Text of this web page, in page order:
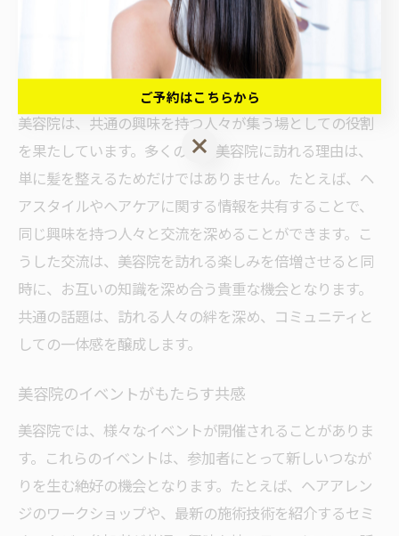
共通の興味を持つ人々との交流
美容院は、共通の興味を持つ人々が集う場としての役割
を果たしています。多くの方が美容院に訪れる理由は、
単に髪を整えるためだけではありません。たとえば、ヘ
アスタイルやヘアケアに関する情報を共有することで、
同じ興味を持つ人々と交流を深めることができます。こ
うした交流は、美容院を訪れる楽しみを倍増させると同
時に、お互いの知識を深め合う貴重な機会となります。
共通の話題は、訪れる人々の絆を深め、コミュニティと
しての一体感を醸成します。
美容院のイベントがもたらす共感
美容院では、様々なイベントが開催されることがありま
す。これらのイベントは、参加者にとって新しいつなが
りを生む絶好の機会となります。たとえば、ヘアアレン
ジのワークショップや、最新の施術技術を紹介するセミ
ご予約はこちらから
ご予約はこちらから